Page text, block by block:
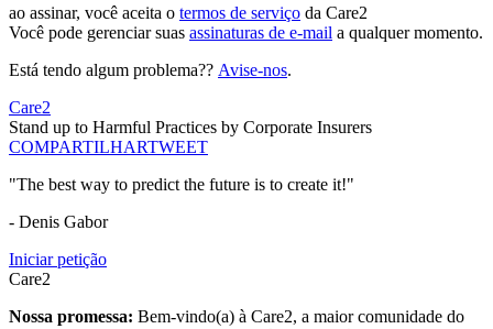
ao assinar, você aceita o termos de serviço da Care2
Você pode gerenciar suas assinaturas de e-mail a qualquer momento.
Está tendo algum problema?? Avise-nos.
Care2
Stand up to Harmful Practices by Corporate Insurers
COMPARTILHARTWEET
"The best way to predict the future is to create it!"
- Denis Gabor
Iniciar petição
Care2
Nossa promessa: Bem-vindo(a) à Care2, a maior comunidade do